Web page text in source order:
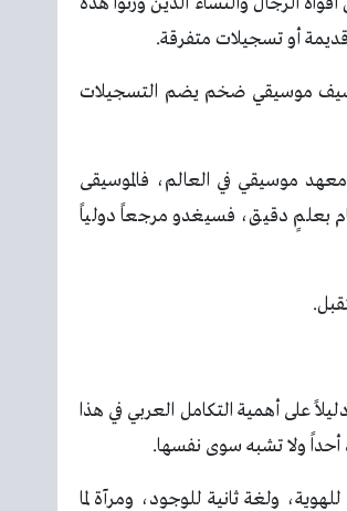
قديمة أو تسجيلات متفرقة.
وأرشيف موسيقي ضخم يضم التسجيلات
موسيقي في العالم، فالموسيقى
بعلمٍ دقيق، فسيغدو مرجعاً دولياً
على أهمية التكامل العربي في هذا
أحداً ولا تشبه سوى نفسها.
ولغة ثانية للوجود، ومرآة لما